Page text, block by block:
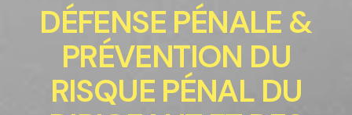
DÉFENSE PÉNALE &
PRÉVENTION DU
RISQUE PÉNAL DU